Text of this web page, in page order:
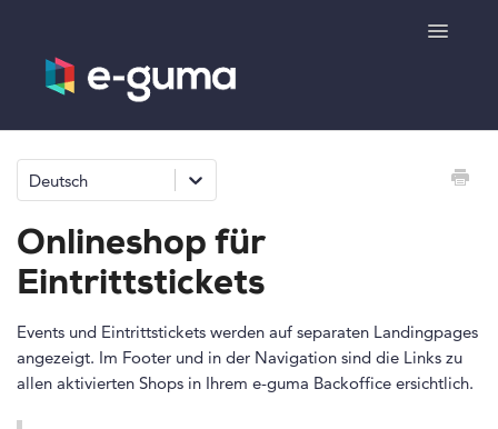
Toggle
Allgemeines
Ticketsystem
Produktshop
e-surprise
Deutsch
Onlineshop für
Eintrittstickets
Events und Eintrittstickets werden auf separaten Landingpages
angezeigt. Im Footer und in der Navigation sind die Links zu
allen aktivierten Shops in Ihrem e-guma Backoffice ersichtlich.